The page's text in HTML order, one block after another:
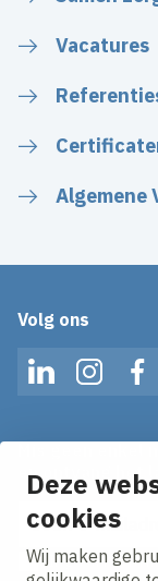
Deze
cookies
Wij maken
Vacatures
Algemene
Volg ons
LinkedIn
en ontvang het
E-mailadres
Ik ga akkoord